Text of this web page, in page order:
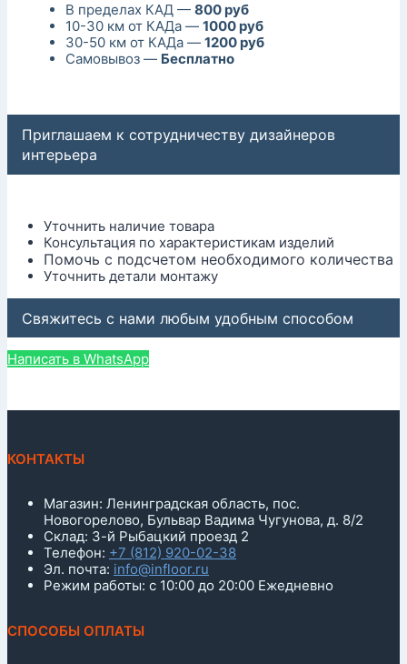
В пределах КАД — 800 руб
10-30 км от КАДа — 1000 руб
30-50 км от КАДа — 1200 руб
Самовывоз — Бесплатно
Приглашаем к сотрудничеству дизайнеров
интерьера
Уточнить наличие товара
Консультация по характеристикам изделий
Помочь с подсчетом необходимого количества
Уточнить детали монтажу
Свяжитесь с нами любым удобным способом
Написать в WhatsApp
КОНТАКТЫ
Магазин: Ленинградская область, пос.
Новогорелово, Бульвар Вадима Чугунова, д. 8/2
Склад: 3-й Рыбацкий проезд 2
Телефон: +7 (812) 920-02-38
Эл. почта: info@infloor.ru
Режим работы: с 10:00 до 20:00 Ежедневно
СПОСОБЫ ОПЛАТЫ